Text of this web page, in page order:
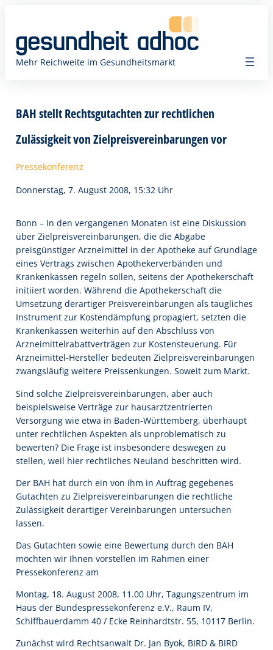
springen
Mehr Reichweite im Gesundheitsmarkt
BAH stellt Rechtsgutachten zur rechtlichen
Zulässigkeit von Zielpreisvereinbarungen vor
Pressekonferenz
Donnerstag, 7. August 2008, 15:32 Uhr
Bonn – In den vergangenen Monaten ist eine Diskussion
über Zielpreisvereinbarungen, die die Abgabe
preisgünstiger Arzneimittel in der Apotheke auf Grundlage
eines Vertrags zwischen Apothekerverbänden und
Krankenkassen regeln sollen, seitens der Apothekerschaft
initiiert worden. Während die Apothekerschaft die
Umsetzung derartiger Preisvereinbarungen als taugliches
Instrument zur Kostendämpfung propagiert, setzten die
Krankenkassen weiterhin auf den Abschluss von
Arzneimittelrabattverträgen zur Kostensteuerung. Für
Arzneimittel-Hersteller bedeuten Zielpreisvereinbarungen
zwangsläufig weitere Preissenkungen. Soweit zum Markt.
Sind solche Zielpreisvereinbarungen, aber auch
beispielsweise Verträge zur hausarztzentrierten
Versorgung wie etwa in Baden-Württemberg, überhaupt
unter rechtlichen Aspekten als unproblematisch zu
bewerten? Die Frage ist insbesondere deswegen zu
stellen, weil hier rechtliches Neuland beschritten wird.
Der BAH hat durch ein von ihm in Auftrag gegebenes
Gutachten zu Zielpreisvereinbarungen die rechtliche
Zulässigkeit derartiger Vereinbarungen untersuchen
lassen.
Das Gutachten sowie eine Bewertung durch den BAH
möchten wir Ihnen vorstellen im Rahmen einer
Pressekonferenz am
Montag, 18. August 2008, 11.00 Uhr, Tagungszentrum im
Haus der Bundespressekonferenz e.V., Raum IV,
Schiffbauerdamm 40 / Ecke Reinhardtstr. 55, 10117 Berlin.
Zunächst wird Rechtsanwalt Dr. Jan Byok, BIRD & BIRD